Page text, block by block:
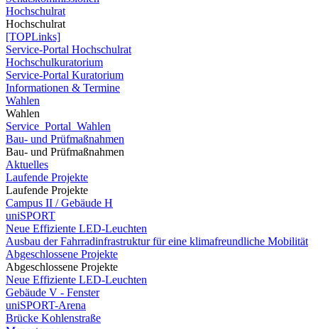
Hochschulrat
Hochschulrat
[TOPLinks]
Service-Portal Hochschulrat
Hochschulkuratorium
Service-Portal Kuratorium
Informationen & Termine
Wahlen
Wahlen
Service_Portal_Wahlen
Bau- und Prüfmaßnahmen
Bau- und Prüfmaßnahmen
Aktuelles
Laufende Projekte
Laufende Projekte
Campus II / Gebäude H
uniSPORT
Neue Effiziente LED-Leuchten
Ausbau der Fahrradinfrastruktur für eine klimafreundliche Mobilität
Abgeschlossene Projekte
Abgeschlossene Projekte
Neue Effiziente LED-Leuchten
Gebäude V - Fenster
uniSPORT-Arena
Brücke Kohlenstraße